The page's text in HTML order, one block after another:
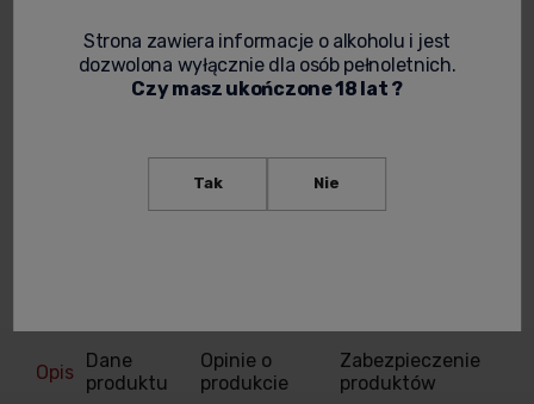
Cena netto: 160,89 zł
spodziewana dostawa
powiadom o dostępności
Opis Dane
produktu
Opinie o
produkcie
Zabezpieczenie
produktów
Strona zawiera informacje o alkoholu i jest
dozwolona wyłącznie dla osób pełnoletnich.
Czy masz ukończone 18 lat ?
Tak Nie